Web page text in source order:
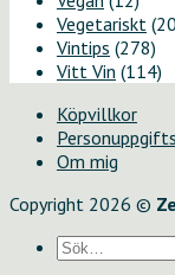
Vegetariskt
Vintips (278)
Vitt Vin (114)
Köpvillkor
Om mig
Copyright 2026 ©
Sök